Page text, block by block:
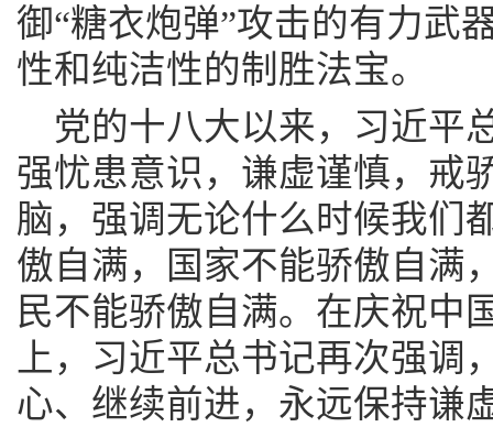
御“糖衣炮弹”攻击的有力武
性和纯洁性的制胜法宝。
党的十八大以来，习近平
强忧患意识，谦虚谨慎，戒
脑，强调无论什么时候我们
傲自满，国家不能骄傲自满
民不能骄傲自满。在庆祝中
上，习近平总书记再次强调
心、继续前进，永远保持谦